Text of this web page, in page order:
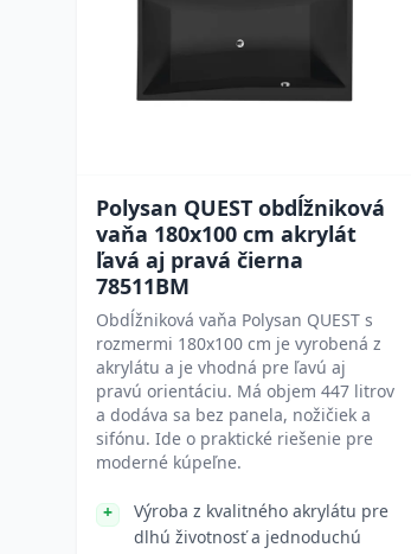
Polysan QUEST obdĺžniková
vaňa 180x100 cm akrylát
ľavá aj pravá čierna
78511BM
Obdĺžniková vaňa Polysan QUEST s
rozmermi 180x100 cm je vyrobená z
akrylátu a je vhodná pre ľavú aj
pravú orientáciu. Má objem 447 litrov
a dodáva sa bez panela, nožičiek a
sifónu. Ide o praktické riešenie pre
moderné kúpeľne.
Výroba z kvalitného akrylátu pre
dlhú životnosť a jednoduchú